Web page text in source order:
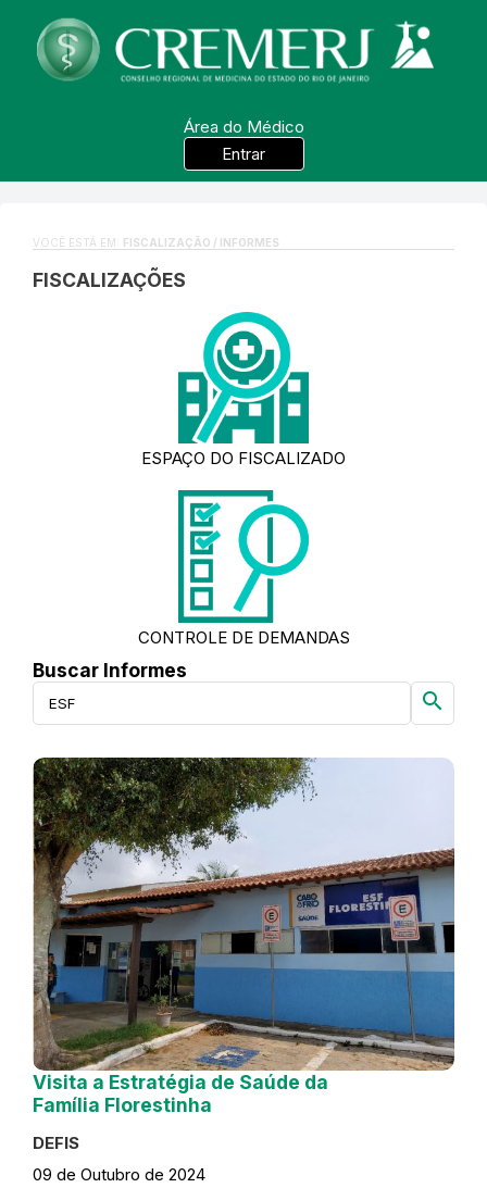
Área do Médico
Entrar
VOCÊ ESTÁ EM: FISCALIZAÇÃO / INFORMES
FISCALIZAÇÕES
ESPAÇO DO FISCALIZADO
CONTROLE DE DEMANDAS
Buscar Informes
search
Visita a Estratégia de Saúde da
Família Florestinha
DEFIS
09 de Outubro de 2024